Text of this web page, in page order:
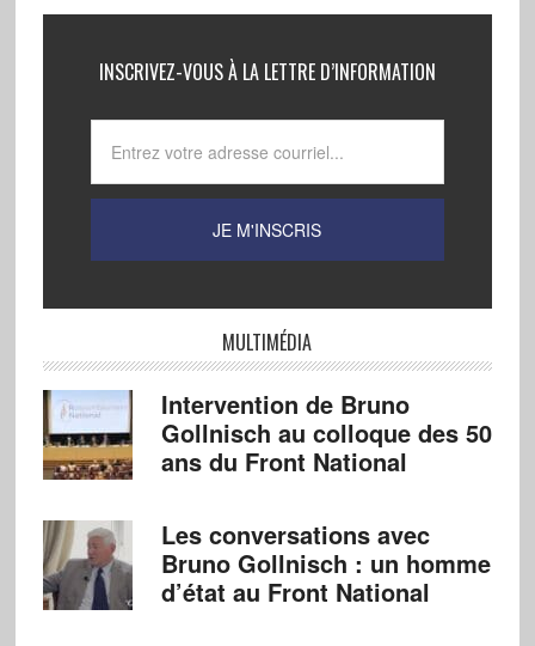
INSCRIVEZ-VOUS À LA LETTRE D’INFORMATION
MULTIMÉDIA
Intervention de Bruno
Gollnisch au colloque des 50
ans du Front National
Les conversations avec
Bruno Gollnisch : un homme
d’état au Front National